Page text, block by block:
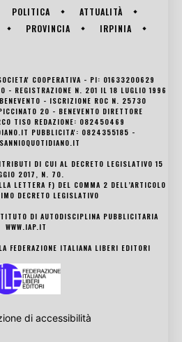
POLITICA
ATTUALITÀ
PROVINCIA
IRPINIA
COOPERATIVA - PI: 01633200629
- REGISTRAZIONE N. 201 IL 18 LUGLIO 1996
- ISCRIZIONE ROC N. 25730
20 - BENEVENTO DIRETTORE
TISO REDAZIONE: 082450469
PUBBLICITA': 0824355185 -
DI CUI AL DECRETO LEGISLATIVO 15
2017, N. 70.
LETTERA F) DEL COMMA 2 DELL’ARTICOLO
DECRETO LEGISLATIVO
DI AUTODISCIPLINA PUBBLICITARIA
WWW.IAP.IT
FEDERAZIONE ITALIANA LIBERI EDITORI
di accessibilità